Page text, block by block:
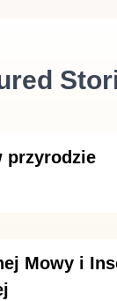
przyrodzie
Mowy i